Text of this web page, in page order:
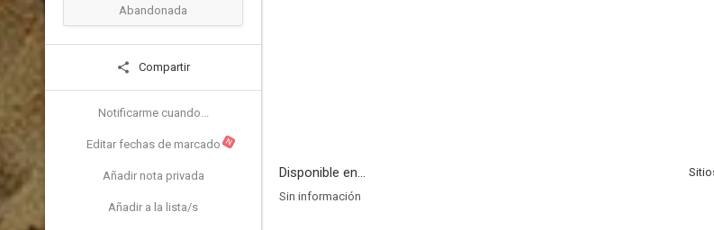
Abandonada
Compartir
Notificarme cuando...
Editar fechas de marcado N
Añadir nota privada
Añadir a la lista/s
Disponible en...
Sin información